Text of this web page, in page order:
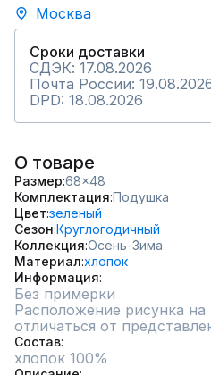
Москва
Сроки доставки
СДЭК: 17.08.2026
Почта России:
DPD: 18.08.2026
О товаре
Размер 68x48
Комплектация Подушка
Цвет зеленый
Сезон Круглогодичный
Коллекция Осень-Зима
Материал хлопок
Информация
Без примерки
Расположение рисунка
отличаться от
Состав
хлопок 100%